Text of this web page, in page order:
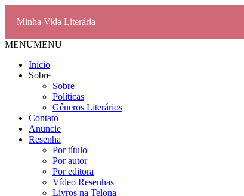
Minha Vida Literária
MENUMENU
Início
Sobre
Sobre
Políticas
Gêneros Literários
Contato
Anuncie
Resenha
Por título
Por autor
Por editora
Vídeo Resenhas
Livros na Telona